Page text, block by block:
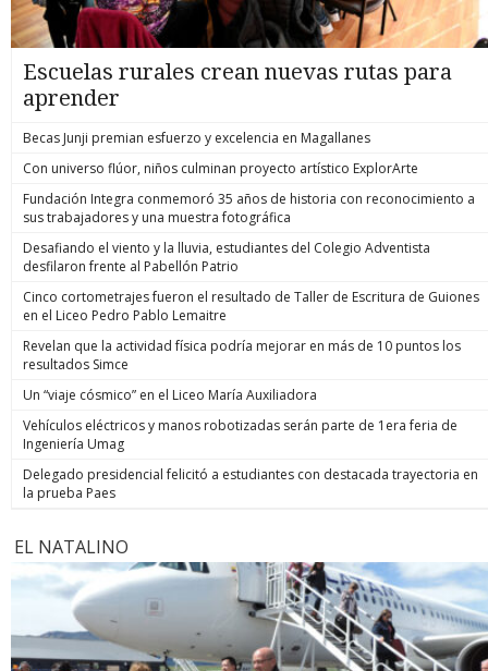
Escuelas rurales crean nuevas rutas para
aprender
Becas Junji premian esfuerzo y excelencia en Magallanes
Con universo flúor, niños culminan proyecto artístico ExplorArte
Fundación Integra conmemoró 35 años de historia con reconocimiento a
sus trabajadores y una muestra fotográfica
Desafiando el viento y la lluvia, estudiantes del Colegio Adventista
desfilaron frente al Pabellón Patrio
Cinco cortometrajes fueron el resultado de Taller de Escritura de Guiones
en el Liceo Pedro Pablo Lemaitre
Revelan que la actividad física podría mejorar en más de 10 puntos los
resultados Simce
Un “viaje cósmico” en el Liceo María Auxiliadora
Vehículos eléctricos y manos robotizadas serán parte de 1era feria de
Ingeniería Umag
Delegado presidencial felicitó a estudiantes con destacada trayectoria en
la prueba Paes
EL NATALINO